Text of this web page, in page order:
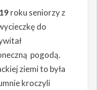
roku seniorzy z
do
pogodą.
ziemi to była
kroczyli